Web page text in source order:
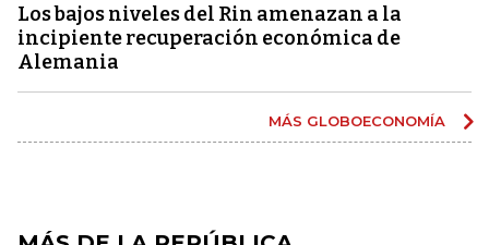
Los bajos niveles del Rin amenazan a la
incipiente recuperación económica de
Alemania
MÁS GLOBOECONOMÍA